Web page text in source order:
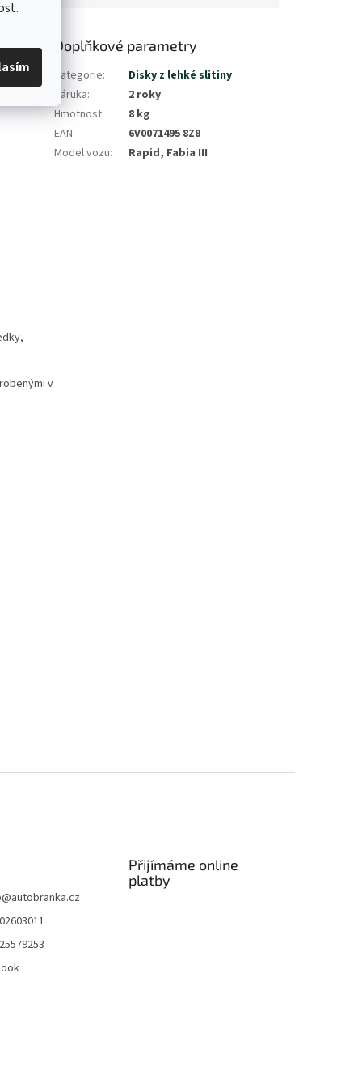
v
Doplňkové parametry
Kategorie:
Disky z lehké slitiny
Záruka:
2 roky
Hmotnost:
8 kg
EAN:
6V0071495 8Z8
Model vozu: Rapid, Fabia III
@autobranka.cz
Přijímáme online
platby